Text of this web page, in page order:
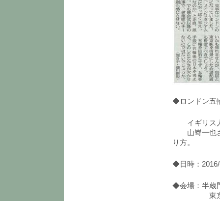
◆ロンドン五
イギリス人
山㟢一也さ
り方。
◆日時：2016/
◆会場：半蔵
東京都千